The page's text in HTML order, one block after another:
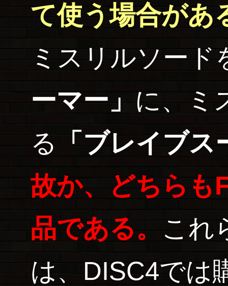
て使う場合があ
ミスリルソード
ーマー」 に、ミ
る
「ブレイブス
故か、どちらも
品である。
これ
は、DISC4では